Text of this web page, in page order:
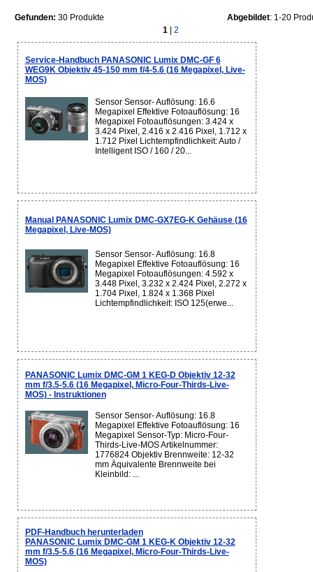
Gefunden: 30 Produkte Abgebildet: 1-20
1
2
Service-Handbuch PANASONIC Lumix DMC-GF 6
WEG9K Objektiv 45-150 mm f/4-5.6 (16 Megapixel, Live-
MOS)
Sensor Sensor- Auflösung: 16.6
Megapixel Effektive Fotoauflösung: 16
Megapixel Fotoauflösungen: 3.424 x
3.424 Pixel, 2.416 x 2.416 Pixel, 1.712 x
1.712 Pixel Lichtempfindlichkeit: Auto /
Intelligent ISO / 160 / 20...
Manual PANASONIC Lumix DMC-GX7EG-K Gehäuse (16
Megapixel, Live-MOS)
Sensor Sensor- Auflösung: 16.8
Megapixel Effektive Fotoauflösung: 16
Megapixel Fotoauflösungen: 4.592 x
3.448 Pixel, 3.232 x 2.424 Pixel, 2.272 x
1.704 Pixel, 1.824 x 1.368 Pixel
Lichtempfindlichkeit: ISO 125(erwe...
PANASONIC Lumix DMC-GM 1 KEG-D Objektiv 12-32
mm f/3.5-5.6 (16 Megapixel, Micro-Four-Thirds-Live-
MOS) - Instruktionen
Sensor Sensor- Auflösung: 16.8
Megapixel Effektive Fotoauflösung: 16
Megapixel Sensor-Typ: Micro-Four-
Thirds-Live-MOS Artikelnummer:
1776824 Objektiv Brennweite: 12-32
mm Äquivalente Brennweite bei
Kleinbild: ...
PDF-Handbuch herunterladen
PANASONIC Lumix DMC-GM 1 KEG-K Objektiv 12-32
mm f/3.5-5.6 (16 Megapixel, Micro-Four-Thirds-Live-
MOS)